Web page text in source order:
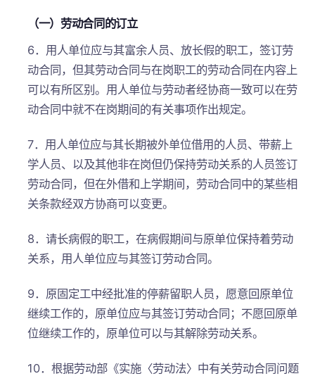
（一）劳动合同的订立
6．用人单位应与其富余人员、放长假的职工，签订劳
动合同，但其劳动合同与在岗职工的劳动合同在内容上
可以有所区别。用人单位与劳动者经协商一致可以在劳
动合同中就不在岗期间的有关事项作出规定。
7．用人单位应与其长期被外单位借用的人员、带薪上
学人员、以及其他非在岗但仍保持劳动关系的人员签订
劳动合同，但在外借和上学期间，劳动合同中的某些相
关条款经双方协商可以变更。
8．请长病假的职工，在病假期间与原单位保持着劳动
关系，用人单位应与其签订劳动合同。
9．原固定工中经批准的停薪留职人员，愿意回原单位
继续工作的，原单位应与其签订劳动合同；不愿回原单
位继续工作的，原单位可以与其解除劳动关系。
10．根据劳动部《实施〈劳动法〉中有关劳动合同问题